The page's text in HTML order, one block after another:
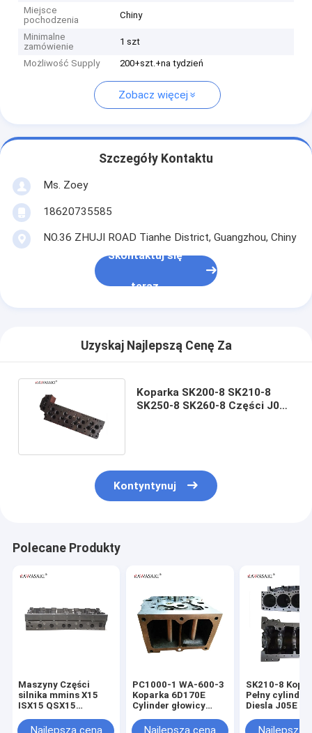
Miejsce
pochodzenia
Chiny
Minimalne
zamówienie
1 szt
Możliwość Supply 200+szt.+na tydzień
Zobacz więcej
Szczegóły Kontaktu
Ms. Zoey
18620735585
NO.36 ZHUJI ROAD Tianhe District, Guangzhou, Chiny
Skontaktuj się
teraz
Uzyskaj Najlepszą Cenę Za
Koparka SK200-8 SK210-8
SK250-8 SK260-8 Części J05E
Kontyntynuj
Polecane Produkty
Maszyny Części
silnika mmins X15
ISX15 QSX15
4962731
PC1000-1 WA-600-3
Koparka 6D170E
Cylinder głowicy
1102 6240-11-1101
SK210-8
Pełny
Diesla J05E